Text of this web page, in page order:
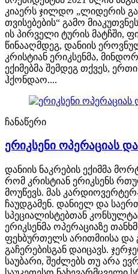
კიაერს ჯილდო „ლიდერის
თვისებების“ გამო
ის პირველი ტურის მატჩში,
წინააღმდეგ, დანიის
კრისტიან ერიკსენმა,
ექიმებმა შემდეგ თქვეს,
ჰქონდაო....
ჩანაწერი
ერიკსენი ოპერაციას
დანიის ნაკრების ექიმმა
რომ კრისტიან ერიკსენს
მოუწევს. მას
ჩაუდგამენ. დანიელ და
სპეციალისტებთან
ერიკსენმა ოპერაციაზე
ფეხბურთელს არითმიისა
გაჩერებისგან დაიცავს.
საუბარი, შეძლებს თუ არა